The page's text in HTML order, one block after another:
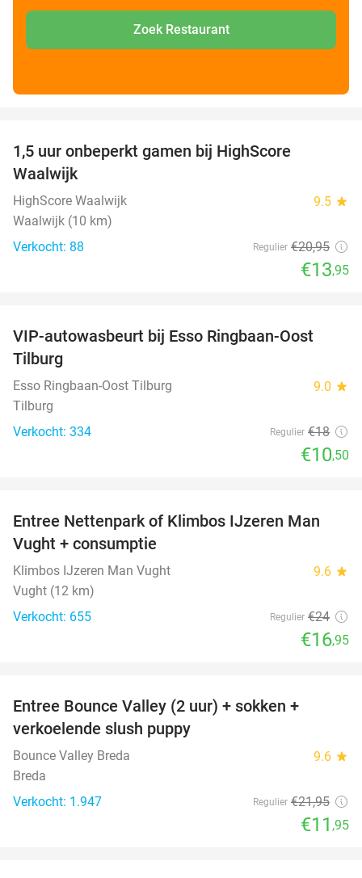
Zoek Restaurant
1,5 uur onbeperkt gamen bij HighScore
Waalwijk
HighScore Waalwijk 9.5 star
Waalwijk (10 km)
Verkocht: 88
Regulier €20,95
€13,95
42%
VIP-autowasbeurt bij Esso Ringbaan-Oost
Tilburg
Esso Ringbaan-Oost Tilburg 9.0 star
Tilburg
Verkocht: 334
Regulier €18
€10,50
29%
Entree Nettenpark of Klimbos IJzeren Man
Vught + consumptie
Klimbos IJzeren Man Vught 9.6 star
Vught (12 km)
Verkocht: 655
Regulier €24
€16,95
Entree Bounce Valley (2 uur) + sokken +
verkoelende slush puppy
Bounce Valley Breda 9.6 star
Breda
Verkocht: 1.947
Regulier €21,95
€11 ,95